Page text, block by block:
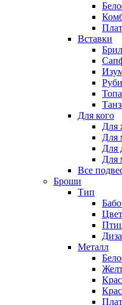
Вставки
Для кого
Для
Для
Для
Для
Все
Броши
Тип
Металл